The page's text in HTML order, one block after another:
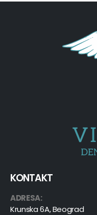
KONTAKT
ADRESA:
Krunska 6A, Beograd